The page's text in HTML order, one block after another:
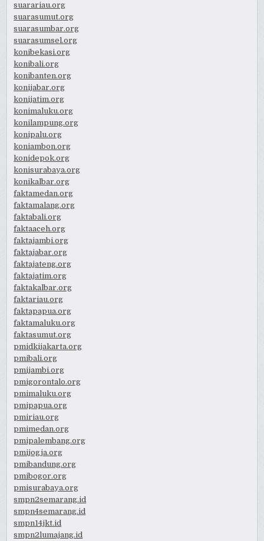
suarariau.org
suarasumut.org
suarasumbar.org
suarasumsel.org
konibekasi.org
konibali.org
konibanten.org
konijabar.org
konijatim.org
konimaluku.org
konilampung.org
konipalu.org
koniambon.org
konidepok.org
konisurabaya.org
konikalbar.org
faktamedan.org
faktamalang.org
faktabali.org
faktaaceh.org
faktajambi.org
faktajabar.org
faktajateng.org
faktajatim.org
faktakalbar.org
faktariau.org
faktapapua.org
faktamaluku.org
faktasumut.org
pmidkijakarta.org
pmibali.org
pmijambi.org
pmigorontalo.org
pmimaluku.org
pmipapua.org
pmiriau.org
pmimedan.org
pmipalembang.org
pmijogja.org
pmibandung.org
pmibogor.org
pmisurabaya.org
smpn2semarang.id
smpn4semarang.id
smpn14jkt.id
smpn2lumajang.id